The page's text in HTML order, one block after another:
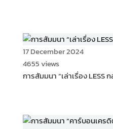
17 December 2024
4655 views
การสัมมนา “เล่าเรื่อง LESS